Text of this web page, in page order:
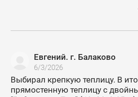
Евгений. г. Балаково
6/3/2026
Выбирал крепкую теплицу. В
прямостенную теплицу с